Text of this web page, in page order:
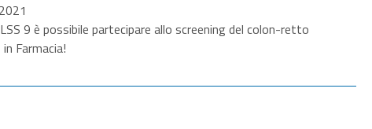
9 è possibile partecipare allo screening del colon-retto
Farmacia!